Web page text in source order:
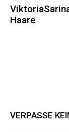
Haare
VERPASSE